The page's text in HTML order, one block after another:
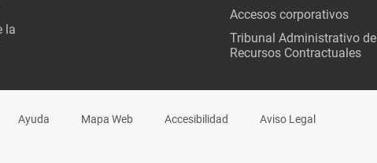
la
Accesos corporativos
Tribunal Administrativo de
Recursos Contractuales
Ayuda Mapa Web Accesibilidad Aviso Legal